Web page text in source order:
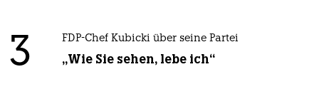
3 FDP-Chef Kubicki über seine Partei
„Wie Sie sehen, lebe ich“